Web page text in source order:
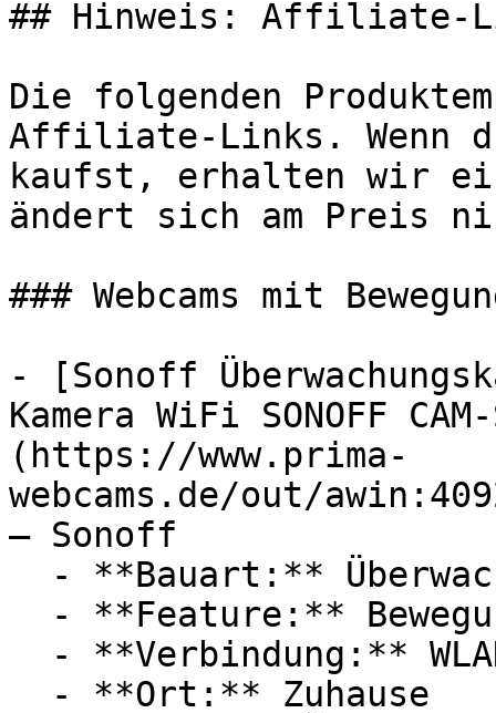
## Hinweis: Affiliate-
Die folgenden
Affiliate-Links. Wenn
kaufst, erhalten wir
ändert sich am Preis
### Webcams mit
- [Sonoff
Kamera WiFi SONOFF
(https://www.prima-
webcams.de/out/
— Sonoff